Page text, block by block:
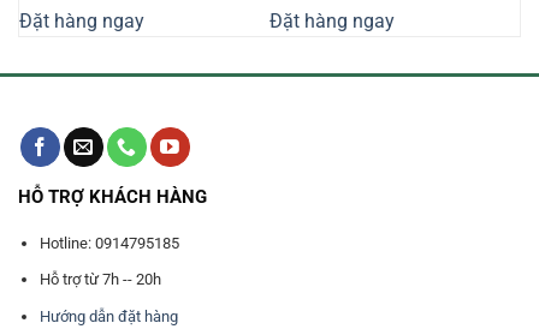
7.800.000₫.
7.250.000₫.
Đặt hàng ngay
4.870.000₫.
Đặt hàng ngay
HỖ TRỢ KHÁCH HÀNG
Hotline: 0914795185
Hỗ trợ từ 7h -- 20h
Hướng dẫn đặt hàng